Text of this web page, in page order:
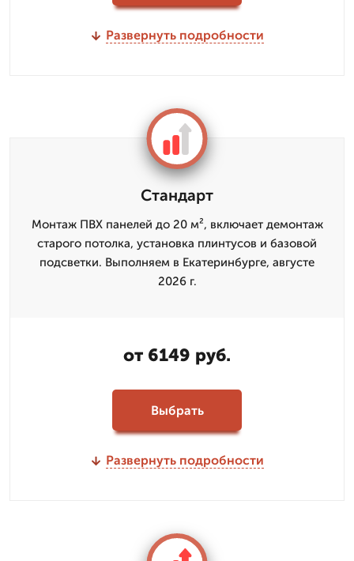
Развернуть подробности
Стандарт
Монтаж ПВХ панелей до 20 м², включает демонтаж
старого потолка, установка плинтусов и базовой
подсветки. Выполняем в Екатеринбурге, августе
2026 г.
от 6149 руб.
Выбрать
Развернуть подробности